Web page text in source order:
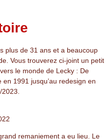
plus de 31 ans et a beaucoup
Vous trouverez ci-joint un petit
le monde de Lecky : De
1991 jusqu’au redesign en
2023.
remaniement a eu lieu. Le